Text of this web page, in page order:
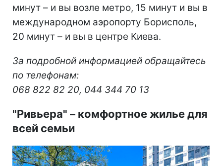
минут – и вы возле метро, 15 минут и вы в
международном аэропорту Борисполь,
20 минут – и вы в центре Киева.
За подробной информацией обращайтесь
по телефонам:
068 822 82 20, 044 344 70 13
"Ривьера" – комфортное жилье для
всей семьи